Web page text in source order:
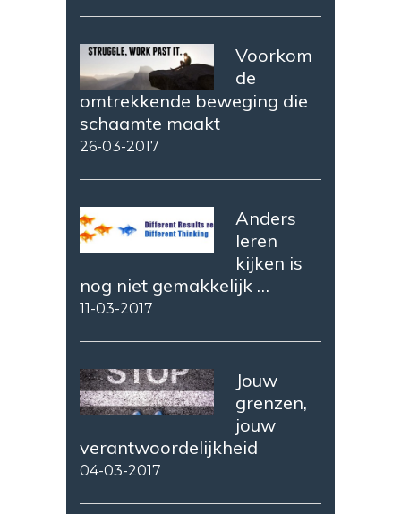
Voorkom
de
omtrekkende beweging die
schaamte maakt
26-03-2017
Anders
leren
kijken is
nog niet gemakkelijk …
11-03-2017
Jouw
grenzen,
jouw
verantwoordelijkheid
04-03-2017